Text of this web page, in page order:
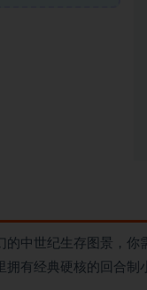
的中世纪生存图景，
拥有经典硬核的回合